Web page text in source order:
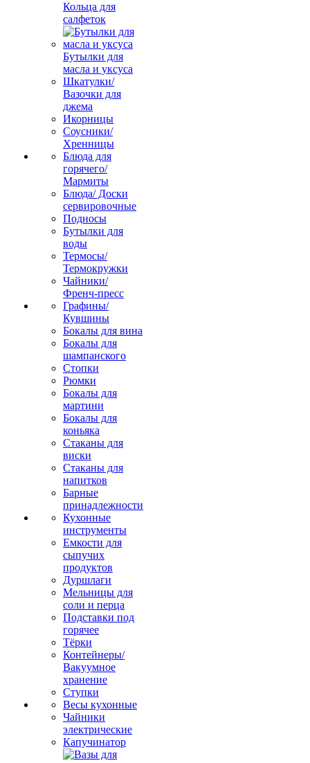
Кольца для
салфеток
Бутылки для
масла и уксуса
Шкатулки/
Вазочки для
джема
Икорницы
Соусники/
Хренницы
Блюда для
горячего/
Мармиты
Блюда/ Доски
сервировочные
Подносы
Бутылки для
воды
Термосы/
Термокружки
Чайники/
Френч-пресс
Графины/
Кувшины
Бокалы для вина
Бокалы для
шампанского
Стопки
Рюмки
Бокалы для
мартини
Бокалы для
коньяка
Стаканы для
виски
Стаканы для
напитков
Барные
принадлежности
Кухонные
инструменты
Емкости для
сыпучих
продуктов
Дуршлаги
Мельницы для
соли и перца
Подставки под
горячее
Тёрки
Контейнеры/
Вакуумное
хранение
Ступки
Весы кухонные
Чайники
электрические
Капучинатор